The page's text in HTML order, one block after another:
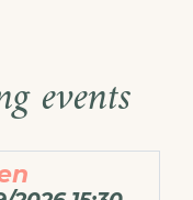
events